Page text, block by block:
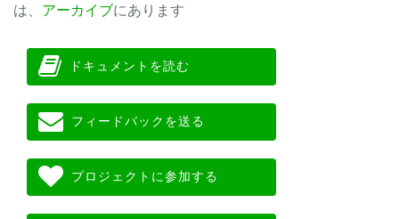
は、 アーカイブにあります
ドキュメントを読む
フィードバックを送る
プロジェクトに参加する